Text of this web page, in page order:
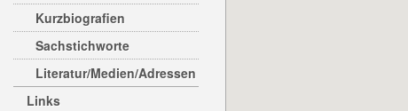
Kurzbiografien
Sachstichworte
Literatur/Medien/Adressen
Links